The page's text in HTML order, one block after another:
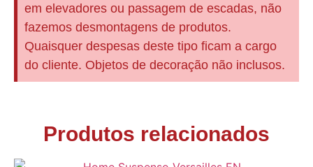
em elevadores ou passagem de escadas, não
fazemos desmontagens de produtos.
Quaisquer despesas deste tipo ficam a cargo
do cliente. Objetos de decoração não inclusos.
Produtos relacionados